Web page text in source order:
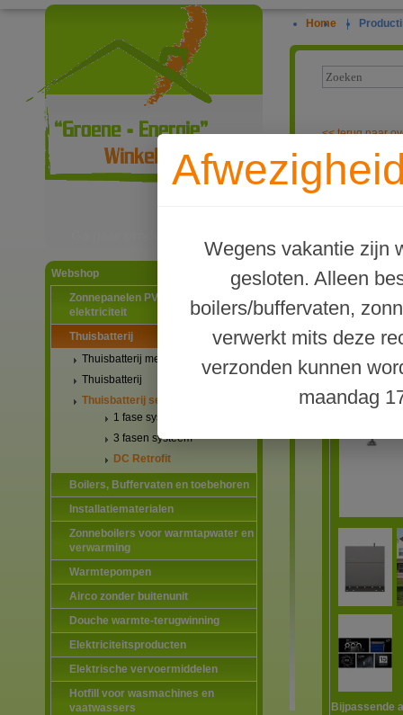
Webshop
Zonnepanelen PV-systemen
elektriciteit
Thuisbatterij
Thuisbatterij met stekker
Thuisbatterij
Thuisbatterij set met omvormer
1 fase systeem
3 fasen systeem
DC Retrofit
Boilers, Buffervaten en toebehoren
Installatiematerialen
Zonneboilers voor warmtapwater en
verwarming
Warmtepompen
Airco zonder buitenunit
Douche warmte-terugwinning
Elektriciteitsproducten
Elektrische vervoermiddelen
Hotfill voor wasmachines en
vaatwassers
Home |
Wegens vakantie zijn
gesloten. Alleen
boilers/buffervaten,
verwerkt mits deze
verzonden kunnen
maandag
<<terug naar
EcoFlow
Bijpassende